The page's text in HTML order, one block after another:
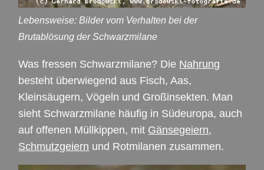
Lebensweise: Bilder vom Verhalten bei der
Brutablösung der Schwarzmilane
Was fressen Schwarzmilane? Die Nahrung
besteht überwiegend aus Fisch, Aas,
Kleinsäugern, Vögeln und Großinsekten. Man
sieht Schwarzmilane häufig in Südeuropa, auch
auf offenen Müllkippen, mit Gänsegeiern,
Schmutzgeiern und Rotmilanen zusammen.